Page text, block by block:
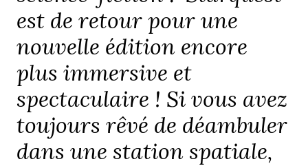
est de retour pour une
nouvelle édition encore
plus immersive et
spectaculaire ! Si vous avez
toujours rêvé de déambuler
dans une station spatiale,